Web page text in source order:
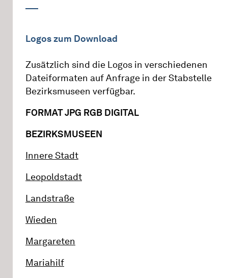
Logos zum Download
Zusätzlich sind die Logos in verschiedenen
Dateiformaten auf Anfrage in der Stabstelle
Bezirksmuseen verfügbar.
FORMAT JPG RGB DIGITAL
BEZIRKSMUSEEN
Innere Stadt
Leopoldstadt
Landstraße
Wieden
Margareten
Mariahilf